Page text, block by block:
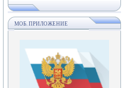
МОБ. ПРИЛОЖЕНИЕ